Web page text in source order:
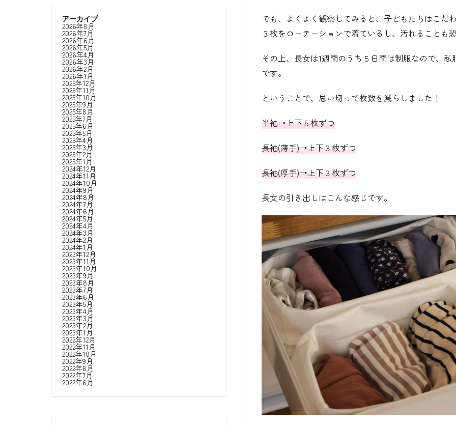
でも、よくよく観察してみると、子どもたちはこだ
３枚をローテーションで着ているし、汚れることも
その上、長女は1週間のうち５日間は制服なので、
です。
ということで、思い切って枚数を減らしました！
半袖→上下５枚ずつ
長袖(薄手)→上下３枚ずつ
長袖(厚手)→上下３枚ずつ
長女の引き出しはこんな感じです。
アーカイブ
2026年8月
2026年7月
2026年6月
2026年5月
2026年4月
2026年3月
2026年2月
2026年1月
2025年12月
2025年11月
2025年10月
2025年9月
2025年8月
2025年7月
2025年6月
2025年5月
2025年4月
2025年3月
2025年2月
2025年1月
2024年12月
2024年11月
2024年10月
2024年9月
2024年8月
2024年7月
2024年6月
2024年5月
2024年4月
2024年3月
2024年2月
2024年1月
2023年12月
2023年11月
2023年10月
2023年9月
2023年8月
2023年7月
2023年6月
2023年5月
2023年4月
2023年3月
2023年2月
2023年1月
2022年12月
2022年11月
2022年10月
2022年9月
2022年8月
2022年7月
2022年6月